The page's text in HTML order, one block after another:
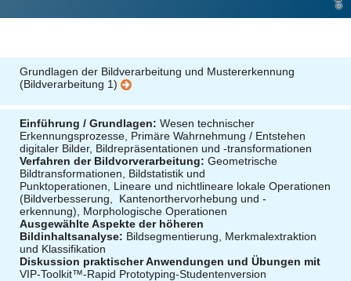
Grundlagen der Bildverarbeitung und Mustererkennung
(Bildverarbeitung 1)
Einführung / Grundlagen: Wesen technischer
Erkennungsprozesse, Primäre Wahrnehmung / Entstehen
digitaler Bilder, Bildrepräsentationen und -transformationen
Verfahren der Bildvorverarbeitung: Geometrische
Bildtransformationen, Bildstatistik und
Punktoperationen, Lineare und nichtlineare lokale Operationen
(Bildverbesserung, Kantenorthervorhebung und -
erkennung), Morphologische Operationen
Ausgewählte Aspekte der höheren
Bildinhaltsanalyse: Bildsegmentierung, Merkmalextraktion
und Klassifikation
Diskussion praktischer Anwendungen und Übungen mit
VIP-Toolkit™-Rapid Prototyping-Studentenversion